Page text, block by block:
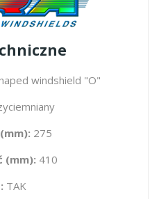
windshield "O"
275
(mm): 410
TAK